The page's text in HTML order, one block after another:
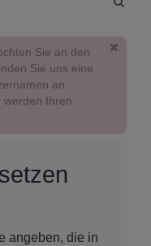
Sie an den
Sie uns eine
an
werden Ihren
angeben, die in